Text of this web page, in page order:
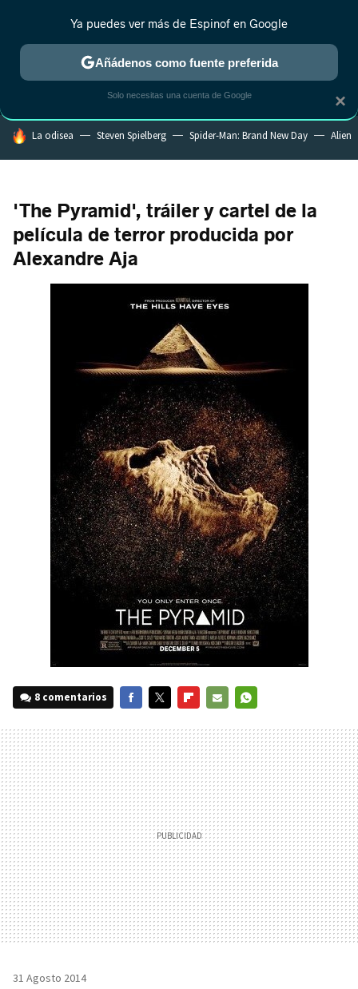
MENÚ NUEVO
ESTRENOS REALITY ANIME RANKINGS CINE
HOY SE HABLA DE
La odisea Steven Spielberg Spider-Man: Brand New Day Alien
'The Pyramid', tráiler y cartel de la
película de terror producida por
Alexandre Aja
8 comentarios
MAIL
31 Agosto 2014
×
Ya puedes ver más de Espinof en Google
Añádenos como fuente preferida
Solo necesitas una cuenta de Google